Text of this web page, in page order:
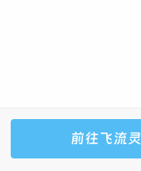
前往飞流